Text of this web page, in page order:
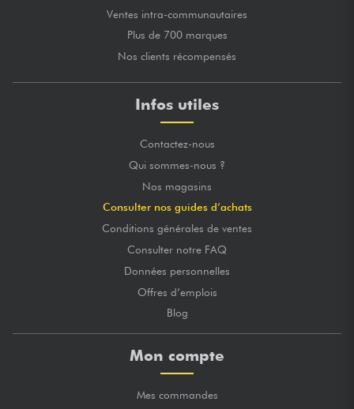
Ventes intra-communautaires
Plus de 700 marques
Nos clients récompensés
Infos utiles
Contactez-nous
Qui sommes-nous ?
Nos magasins
Consulter nos guides d’achats
Conditions générales de ventes
Consulter notre FAQ
Données personnelles
Offres d’emplois
Blog
Mon compte
Mes commandes